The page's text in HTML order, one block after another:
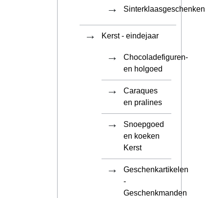
Sinterklaasgeschenken
Kerst - eindejaar
Chocoladefiguren-
en holgoed
Caraques
en pralines
Snoepgoed
en koeken
Kerst
Geschenkartikelen
-
Geschenkmanden